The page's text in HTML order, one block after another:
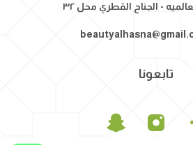
- الجناح القطري محل ٣٢
تابعونا